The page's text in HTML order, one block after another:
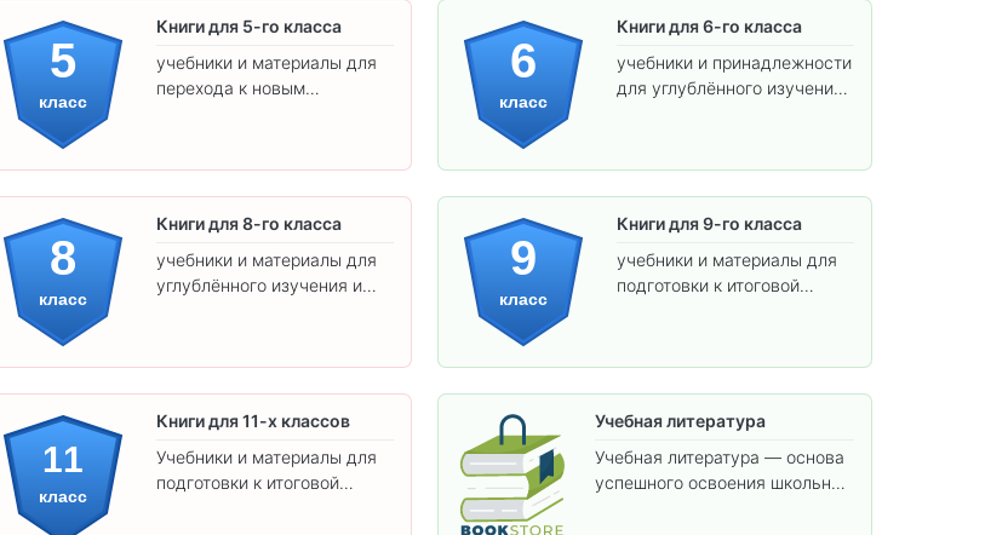
5
класс
Книги для 5-го класса
учебники и материалы для
перехода к новым
6
класс
Книги для 6-го класса
учебники и принадлежности
для углублённого изучения
8
класс
Книги для 8-го класса
учебники и материалы для
углублённого изучения и
9
класс
Книги для 9-го класса
учебники и материалы для
подготовки к итоговой
11
класс
Книги для 11-х классов
Учебники и материалы для
подготовки к итоговой
Учебная литература
Учебная литература — основа
успешного освоения школьной